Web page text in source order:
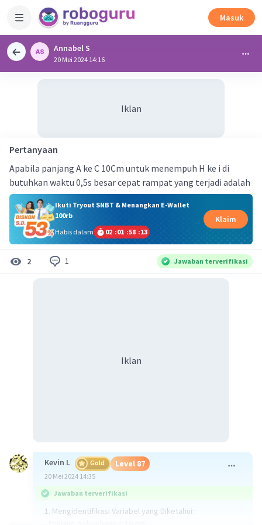
Masuk
Annabel S
20 Mei 2024 14:16
Iklan
Pertanyaan
Apabila panjang A ke C 10Cm untuk menempuh H ke i di
butuhkan waktu 0,5s besar cepat rampat yang terjadi adalah
Ikuti Tryout SNBT & Menangkan E-Wallet
100rb
Habis dalam
02 :01 :58 :12
Klaim
2 1 Jawaban terverifikasi
Iklan
Kevin L Gold Level 87
20 Mei 2024 14:35
Jawaban terverifikasi
1. Mengidentifikasi Variabel yang Diketahui: